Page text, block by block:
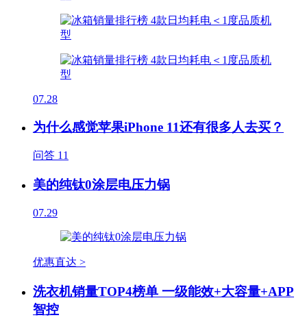
07.28
为什么感觉苹果iPhone 11还有很多人去买？
问答 11
美的纯钛0涂层电压力锅
07.29
优惠直达 >
洗衣机销量TOP4榜单 一级能效+大容量+APP
智控